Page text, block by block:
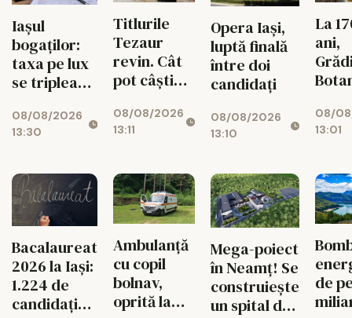
Iașul
bogaților:
taxa pe lux
se triplează
și mașini
08/08/2026
13:30
Titlurile
Tezaur
revin. Cât
pot câștiga
10.000 de
lei
08/08/2026
13:11
Opera Iași,
luptă finală
între doi
candidați
08/08/2026
13:10
La
ani,
08/
13:01
Bacalaureat
2026 la Iași:
1.224 de
candidați
Ambulanță
cu copil
bolnav,
oprită la
Mega-poiect
în Neamț! Se
construiește
un spital de
de